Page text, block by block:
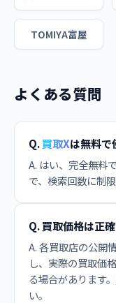
TOMIYA富屋
よくある質問
Q.買取Xは無料で
A. はい、完全無料
で、検索回数に制
Q. 買取価格は正
A. 各買取店の公開
し、実際の買取価
る場合があります
い。